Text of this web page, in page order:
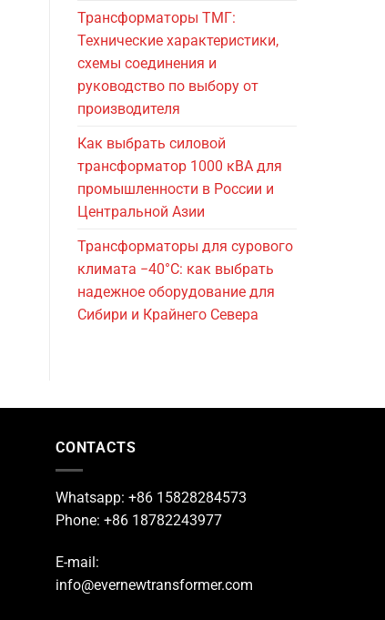
Трансформаторы ТМГ:
Технические характеристики,
схемы соединения и
руководство по выбору от
производителя
Как выбрать силовой
трансформатор 1000 кВА для
промышленности в России и
Центральной Азии
Трансформаторы для сурового
климата −40°C: как выбрать
надежное оборудование для
Сибири и Крайнего Севера
CONTACTS
Whatsapp: +86 15828284573
Phone: +86 18782243977
E-mail:
info@evernewtransformer.com